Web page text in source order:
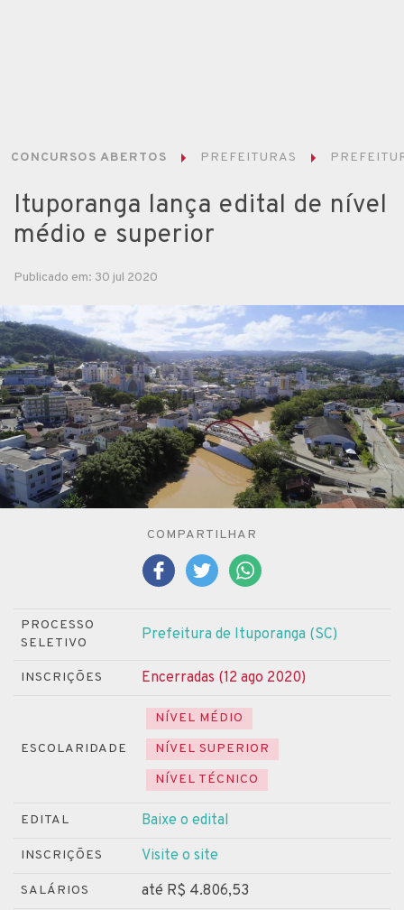
CONCURSOS ABERTOS PREFEITURAS
Ituporanga lança edital de nível
médio e superior
Publicado em: 30 jul 2020
COMPARTILHAR
PROCESSO
SELETIVO
Prefeitura de Ituporanga (SC)
INSCRIÇÕES Encerradas (12 ago 2020)
ESCOLARIDADE
NÍVEL MÉDIO
NÍVEL SUPERIOR
NÍVEL TÉCNICO
EDITAL Baixe o edital
INSCRIÇÕES Visite o site
SALÁRIOS até R$ 4.806,53